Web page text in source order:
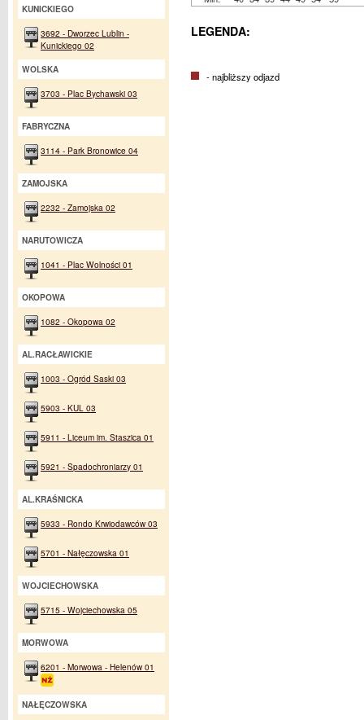
LEGENDA:
- najbliższy odjazd
KUNICKIEGO
3692 - Dworzec Lublin -
Kunickiego 02
WOLSKA
3703 - Plac Bychawski 03
FABRYCZNA
3114 - Park Bronowice 04
ZAMOJSKA
2232 - Zamojska 02
NARUTOWICZA
1041 - Plac Wolności 01
OKOPOWA
1082 - Okopowa 02
AL.RACŁAWICKIE
1003 - Ogród Saski 03
5903 - KUL 03
5911 - Liceum im. Staszica 01
5921 - Spadochroniarzy 01
AL.KRAŚNICKA
5933 - Rondo Krwiodawców 03
5701 - Nałęczowska 01
WOJCIECHOWSKA
5715 - Wojciechowska 05
MORWOWA
6201 - Morwowa - Helenów 01
NAŁĘCZOWSKA